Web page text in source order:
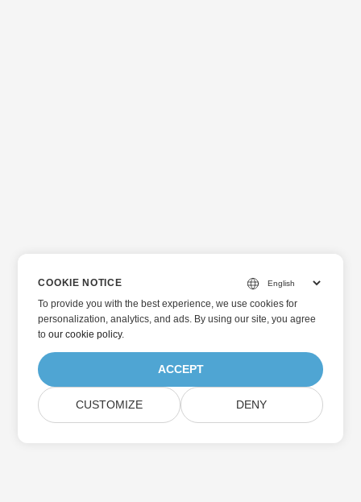
COOKIE NOTICE
To provide you with the best experience, we use cookies for
personalization, analytics, and ads. By using our site, you agree
toour cookie policy.
ACCEPT
CUSTOMIZE DENY